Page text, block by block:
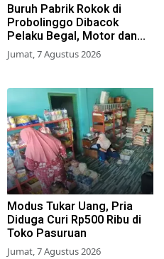
Buruh Pabrik Rokok di
Probolinggo Dibacok
Pelaku Begal, Motor dan
Tas Amblas
Jumat, 7 Agustus 2026
Modus Tukar Uang, Pria
Diduga Curi Rp500 Ribu di
Toko Pasuruan
Jumat, 7 Agustus 2026